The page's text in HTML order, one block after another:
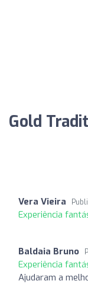
Gold
Vera Vieira
Experiência
Baldaia Bruno
Experiência
Ajudaram a